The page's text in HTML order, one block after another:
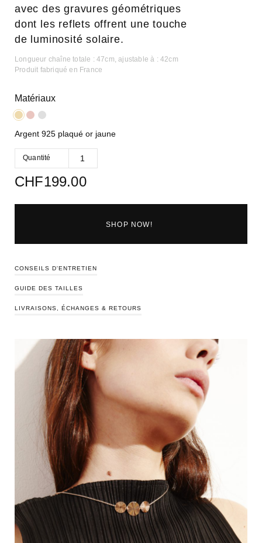
avec des gravures géométriques
dont les reflets offrent une touche
de luminosité solaire.
Longueur chaîne totale : 47cm, ajustable à : 42cm
Produit fabriqué en France
Matériaux
Argent 925 plaqué or jaune
CHF199.00
Quantité
SHOP NOW!
CONSEILS D'ENTRETIEN
GUIDE DES TAILLES
LIVRAISONS, ÉCHANGES & RETOURS